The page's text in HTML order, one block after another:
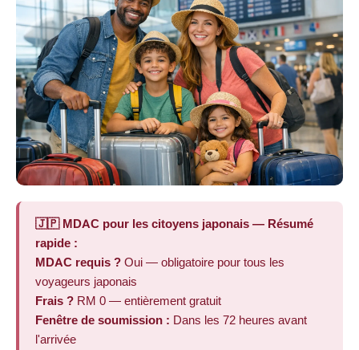
🇯🇵 MDAC pour les citoyens japonais — Résumé
rapide :
MDAC requis ? Oui — obligatoire pour tous les
voyageurs japonais
Frais ? RM 0 — entièrement gratuit
Fenêtre de soumission : Dans les 72 heures avant
l'arrivée